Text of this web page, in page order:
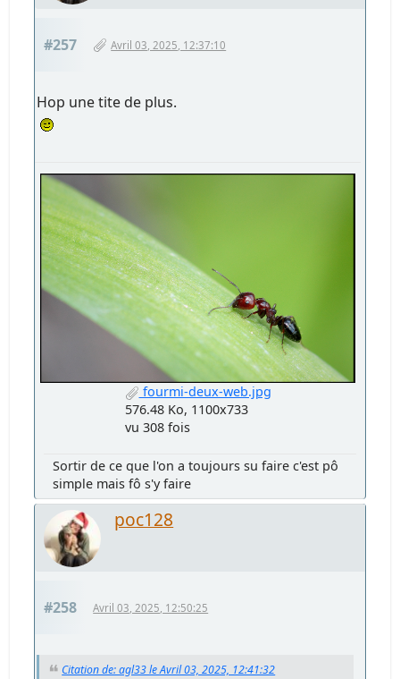
#257 Avril 03, 2025, 12:37:10
Hop une tite de plus.
fourmi-deux-web.jpg
576.48 Ko, 1100x733
vu 308 fois
Sortir de ce que l'on a toujours su faire c'est pô
simple mais fô s'y faire
poc128
#258 Avril 03, 2025, 12:50:25
Citation de: agl33 le Avril 03, 2025, 12:41:32